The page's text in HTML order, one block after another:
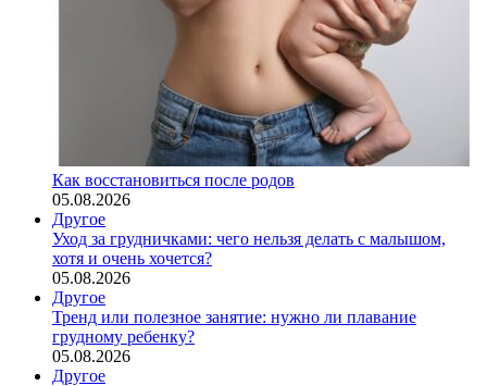
Как восстановиться после родов
05.08.2026
Другое
Уход за грудничками: чего нельзя делать с малышом,
хотя и очень хочется?
05.08.2026
Другое
Тренд или полезное занятие: нужно ли плавание
грудному ребенку?
05.08.2026
Другое